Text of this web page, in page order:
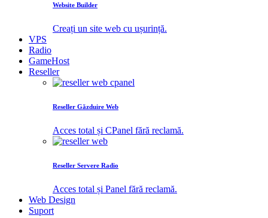
Website Builder
Creați un site web cu ușurință.
VPS
Radio
GameHost
Reseller
Reseller Găzduire Web
Acces total și CPanel fără reclamă.
Reseller Servere Radio
Acces total și Panel fără reclamă.
Web Design
Suport